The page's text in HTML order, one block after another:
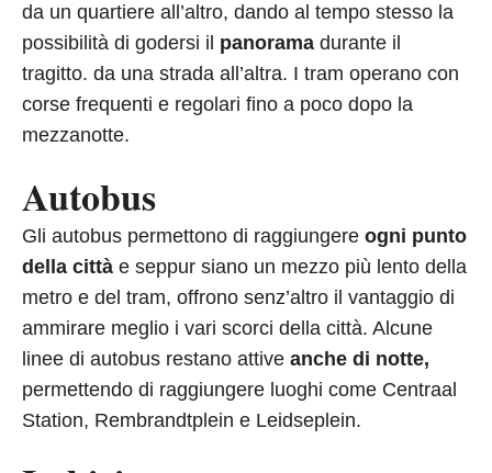
da un quartiere all’altro, dando al tempo stesso la
possibilità di godersi il panorama durante il
tragitto. da una strada all’altra. I tram operano con
corse frequenti e regolari fino a poco dopo la
mezzanotte.
Autobus
Gli autobus permettono di raggiungere ogni punto
della città e seppur siano un mezzo più lento della
metro e del tram, offrono senz’altro il vantaggio di
ammirare meglio i vari scorci della città. Alcune
linee di autobus restano attive anche di notte,
permettendo di raggiungere luoghi come Centraal
Station, Rembrandtplein e Leidseplein.